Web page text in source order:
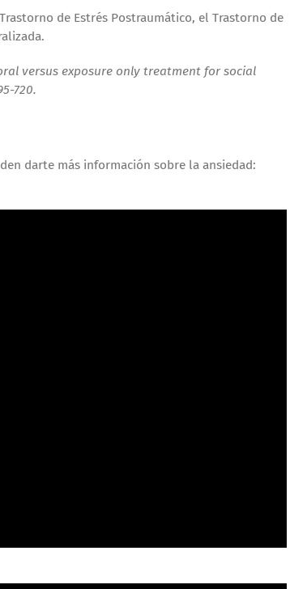
de Estrés Postraumático, el Trastorno de
versus exposure only treatment for social
720.
darte más información sobre la ansiedad: